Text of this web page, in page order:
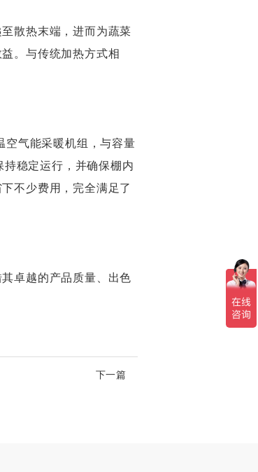
散热末端，进而为蔬菜
。与传统加热方式相
气能采暖机组，与容量
稳定运行，并确保棚内
不少费用，完全满足了
卓越的产品质量、出色
下一篇